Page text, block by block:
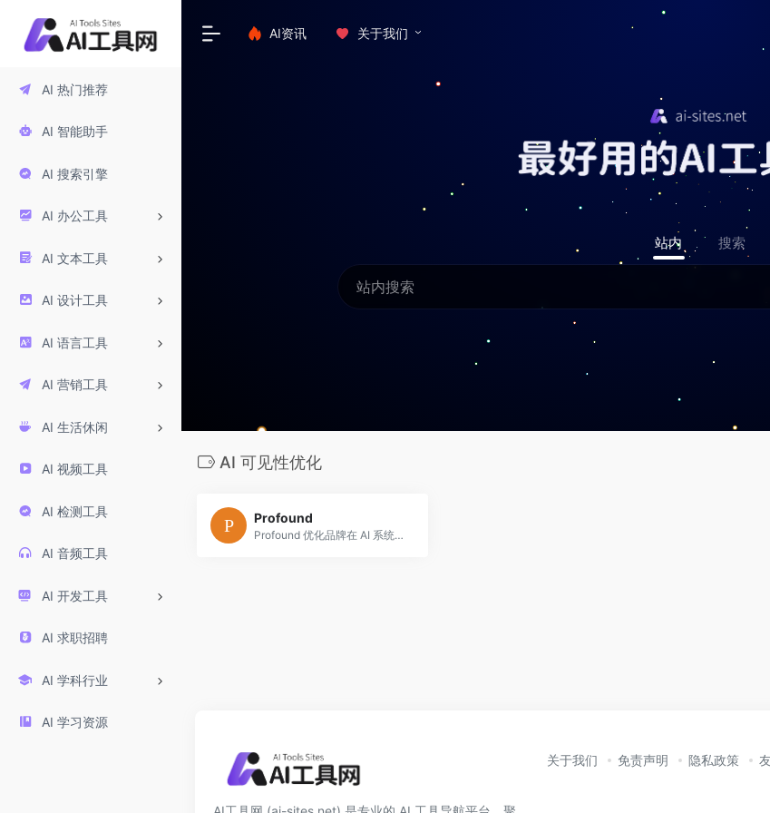
AI 热门推荐
AI 智能助手
AI 搜索引擎
AI 办公工具
AI 文本工具
AI 设计工具
AI 语言工具
AI 营销工具
AI 生活休闲
AI 视频工具
AI 检测工具
AI 音频工具
AI 开发工具
AI 求职招聘
AI 学科行业
AI 学习资源
AI资讯 关于我们
站内 搜索
AI 可见性优化
Profound
Profound 优化品牌在 AI 系统的可见性，通过内容与技术调整，让品牌更易被 AI 推荐提及，获取精准流量。
关于我们 免责声明 隐私政策